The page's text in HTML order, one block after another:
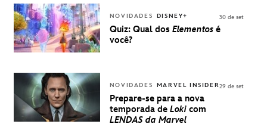
DISNEY
NOVIDADES DISNEY+
Quiz: Qual dos Elementos é
você?
30 de set
NOVIDADES MARVEL INSIDER
Prepare-se para a nova
temporada de Loki com
LENDAS da Marvel
29 de set